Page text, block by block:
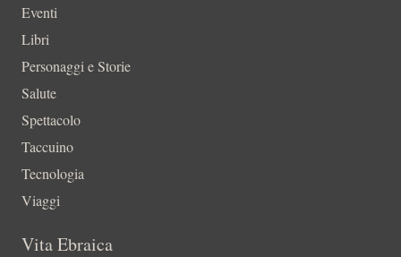
Eventi
Libri
Personaggi e Storie
Salute
Spettacolo
Taccuino
Tecnologia
Viaggi
Vita Ebraica